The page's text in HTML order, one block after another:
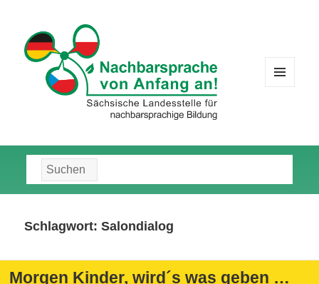
Suche
nach:
Schlagwort:Salondialog
Morgen Kinder, wird´s was geben …